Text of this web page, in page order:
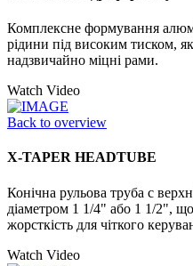
Комплексне формування
рідини під високим тиском,
надзвичайно міцні рами.
Watch Video
Back to overview
X-TAPER HEADTUBE
Конічна рульова труба с
діаметром 1 1/4" або 1 1/2",
жорсткість для чіткого
Watch Video